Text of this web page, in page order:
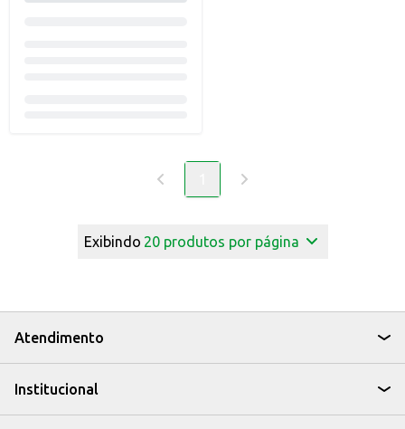
Exibindo 20produtos por página
Atendimento
Institucional